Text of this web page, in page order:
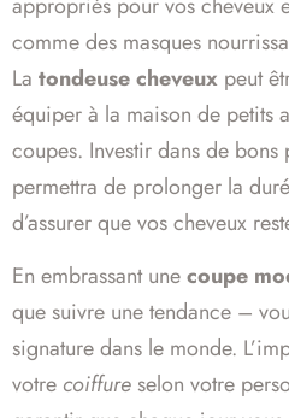
comme des masques
La tondeuse cheveux peut
équiper à la maison de petits
coupes. Investir dans de
permettra de prolonger la
d’assurer que vos cheveux
En embrassant unecoupe
que suivre une tendance –
signature dans le monde.
votre coiffure selon votre